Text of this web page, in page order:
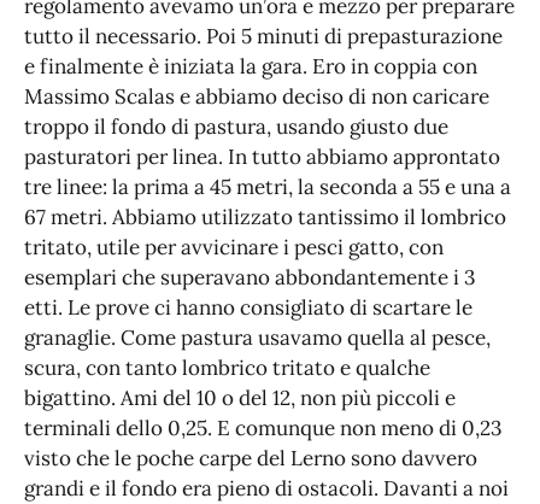
regolamento avevamo un’ora e mezzo per preparare
tutto il necessario. Poi 5 minuti di prepasturazione
e finalmente è iniziata la gara. Ero in coppia con
Massimo Scalas e abbiamo deciso di non caricare
troppo il fondo di pastura, usando giusto due
pasturatori per linea. In tutto abbiamo approntato
tre linee: la prima a 45 metri, la seconda a 55 e una a
67 metri. Abbiamo utilizzato tantissimo il lombrico
tritato, utile per avvicinare i pesci gatto, con
esemplari che superavano abbondantemente i 3
etti. Le prove ci hanno consigliato di scartare le
granaglie. Come pastura usavamo quella al pesce,
scura, con tanto lombrico tritato e qualche
bigattino. Ami del 10 o del 12, non più piccoli e
terminali dello 0,25. E comunque non meno di 0,23
visto che le poche carpe del Lerno sono davvero
grandi e il fondo era pieno di ostacoli. Davanti a noi